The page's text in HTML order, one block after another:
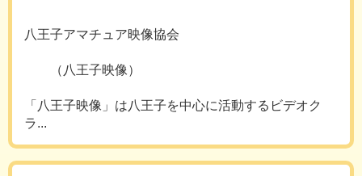
八王子アマチュア映像協会
（八王子映像）
「八王子映像」は八王子を中心に活動するビデオク
ラ...